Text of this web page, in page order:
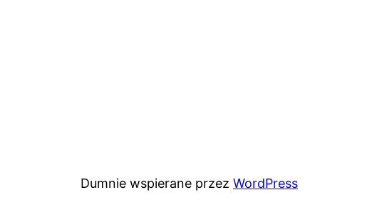
Dumnie wspierane przez WordPress